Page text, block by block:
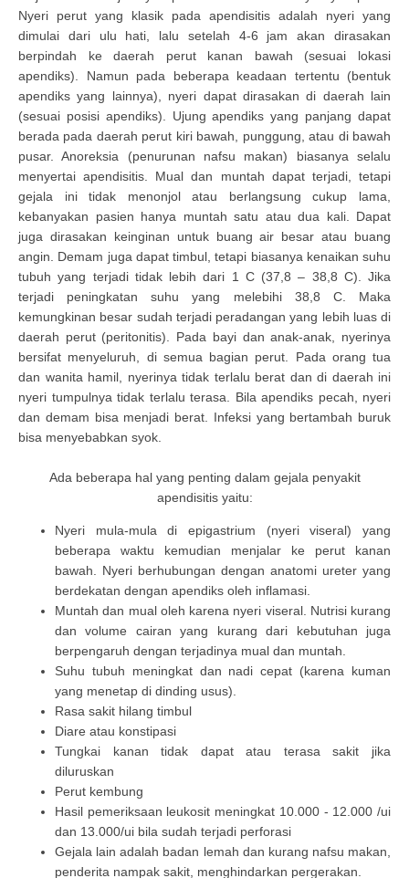
Nyeri perut yang klasik pada apendisitis adalah nyeri yang
dimulai dari ulu hati, lalu setelah 4-6 jam akan dirasakan
berpindah ke daerah perut kanan bawah (sesuai lokasi
apendiks). Namun pada beberapa keadaan tertentu (bentuk
apendiks yang lainnya), nyeri dapat dirasakan di daerah lain
(sesuai posisi apendiks). Ujung apendiks yang panjang dapat
berada pada daerah perut kiri bawah, punggung, atau di bawah
pusar. Anoreksia (penurunan nafsu makan) biasanya selalu
menyertai apendisitis. Mual dan muntah dapat terjadi, tetapi
gejala ini tidak menonjol atau berlangsung cukup lama,
kebanyakan pasien hanya muntah satu atau dua kali. Dapat
juga dirasakan keinginan untuk buang air besar atau buang
angin. Demam juga dapat timbul, tetapi biasanya kenaikan suhu
tubuh yang terjadi tidak lebih dari 1 C (37,8 – 38,8 C). Jika
terjadi peningkatan suhu yang melebihi 38,8 C. Maka
kemungkinan besar sudah terjadi peradangan yang lebih luas di
daerah perut (peritonitis). Pada bayi dan anak-anak, nyerinya
bersifat menyeluruh, di semua bagian perut. Pada orang tua
dan wanita hamil, nyerinya tidak terlalu berat dan di daerah ini
nyeri tumpulnya tidak terlalu terasa. Bila apendiks pecah, nyeri
dan demam bisa menjadi berat. Infeksi yang bertambah buruk
bisa menyebabkan syok.
Ada beberapa hal yang penting dalam gejala penyakit
apendisitis yaitu:
Nyeri mula-mula di epigastrium (nyeri viseral) yang
beberapa waktu kemudian menjalar ke perut kanan
bawah. Nyeri berhubungan dengan anatomi ureter yang
berdekatan dengan apendiks oleh inflamasi.
Muntah dan mual oleh karena nyeri viseral. Nutrisi kurang
dan volume cairan yang kurang dari kebutuhan juga
berpengaruh dengan terjadinya mual dan muntah.
Suhu tubuh meningkat dan nadi cepat (karena kuman
yang menetap di dinding usus).
Rasa sakit hilang timbul
Diare atau konstipasi
Tungkai kanan tidak dapat atau terasa sakit jika
diluruskan
Perut kembung
Hasil pemeriksaan leukosit meningkat 10.000 - 12.000 /ui
dan 13.000/ui bila sudah terjadi perforasi
Gejala lain adalah badan lemah dan kurang nafsu makan,
penderita nampak sakit, menghindarkan pergerakan.